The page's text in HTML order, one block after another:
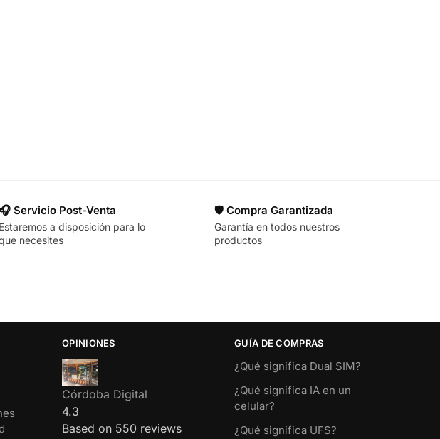
🎧 Servicio Post-Venta
Estaremos a disposición para lo
necesites
🛡️ Compra Garantizada
Garantía en todos nuestros
productos
OPINIONES
Córdoba Digital
4.3
Based on 550 reviews
GUÍA DE COMPRAS
¿Qué significa Dual SIM?
¿Qué significa IA en un
celular?
¿Qué significa UFS?